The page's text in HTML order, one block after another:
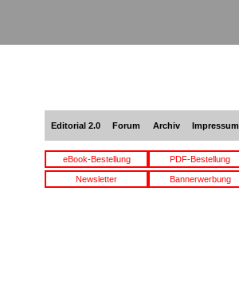
Editorial 2.0 Forum Archiv Impressum
eBook-Bestellung PDF-Bestellung
Newsletter Bannerwerbung